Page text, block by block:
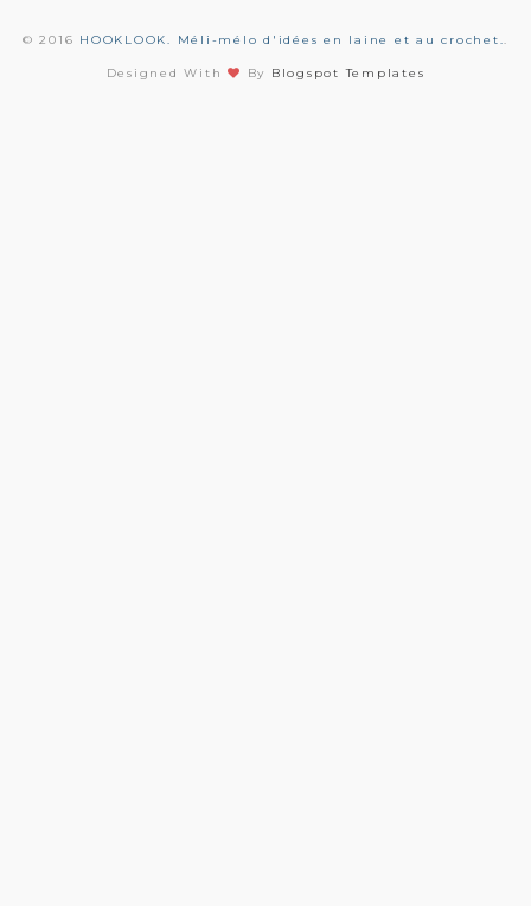
© 2016 HOOKLOOK. Méli-mélo d'idées en laine et au crochet..
Designed With By Blogspot Templates